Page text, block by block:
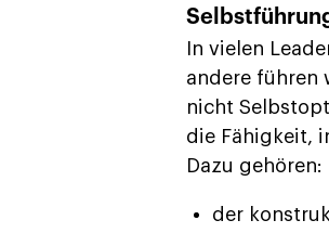
In vielen
andere führen
nicht
die Fähigkeit,
Dazu gehören:
der